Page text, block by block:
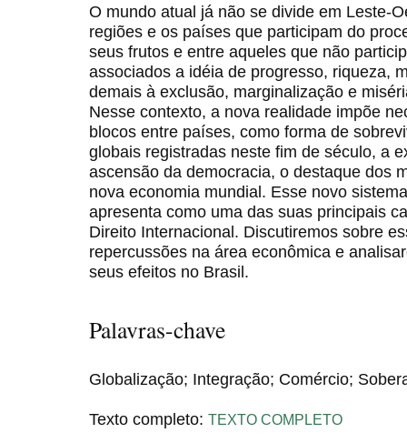
O mundo atual já não se divide em Leste-
regiões e os países que participam do
seus frutos e entre aqueles que não
associados a idéia de progresso, riqueza,
demais à exclusão, marginalização e
Nesse contexto, a nova realidade impõe
blocos entre países, como forma de
globais registradas neste fim de século, a
ascensão da democracia, o destaque dos
nova economia mundial. Esse novo
apresenta como uma das suas principais
Direito Internacional. Discutiremos sobre
repercussões na área econômica e
seus efeitos no Brasil.
Palavras-chave
Globalização; Integração; Comércio;
Texto completo: TEXTO COMPLETO